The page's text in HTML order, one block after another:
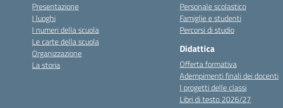
Presentazione
I luoghi
I numeri della scuola
Le carte della scuola
Organizzazione
La storia
Personale scolastico
Famiglie e studenti
Percorsi di studio
Didattica
Offerta formativa
Adempimenti finali dei docenti
I progetti delle classi
Libri di testo 2026/27